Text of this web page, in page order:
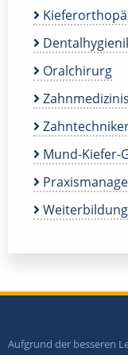
Oralchirurg
Mund-Kiefer-
Aufgrund der besseren